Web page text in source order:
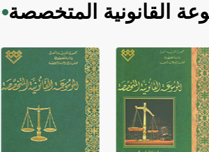
القانونية المتخصصة